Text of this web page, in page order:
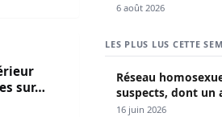
annonce l’arrivée de caméras
sur…
6 août 2026
LES PLUS LUS CETTE
Réseau
suspects, dont un
Keur Massar ; l’un
16 juin 2026